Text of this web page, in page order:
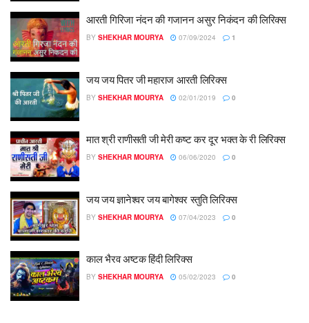
आरती गिरिजा नंदन की गजानन असुर निकंदन की लिरिक्स
BY SHEKHAR MOURYA 07/09/2024 1
जय जय पितर जी महाराज आरती लिरिक्स
BY SHEKHAR MOURYA 02/01/2019 0
मात श्री राणीसती जी मेरी कष्ट कर दूर भक्त के री लिरिक्स
BY SHEKHAR MOURYA 06/06/2020 0
जय जय ज्ञानेश्वर जय बागेश्वर स्तुति लिरिक्स
BY SHEKHAR MOURYA 07/04/2023 0
काल भैरव अष्टक हिंदी लिरिक्स
BY SHEKHAR MOURYA 05/02/2023 0